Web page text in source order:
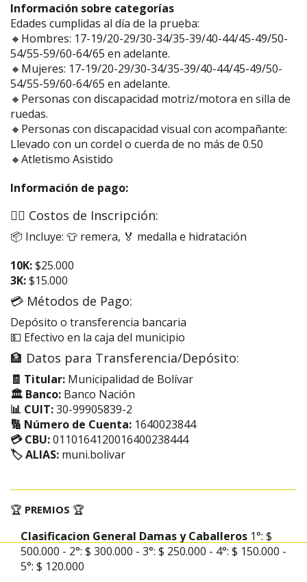
Información sobre categorías
Edades cumplidas al día de la prueba:
🔸Hombres: 17-19/20-29/30-34/35-39/40-44/45-49/50-
54/55-59/60-64/65 en adelante.
🔸Mujeres: 17-19/20-29/30-34/35-39/40-44/45-49/50-
54/55-59/60-64/65 en adelante.
🔸Personas con discapacidad motriz/motora en silla de
ruedas.
🔸Personas con discapacidad visual con acompañante:
Llevado con un cordel o cuerda de no más de 0.50
🔸Atletismo Asistido
Información de pago:
🏃‍♂️ Costos de Inscripción:
📦 Incluye: 👕 remera, 🏅 medalla e hidratación
10K:$25.000
3K:$15.000
💳 Métodos de Pago:
Depósito o transferencia bancaria
💵 Efectivo en la caja del municipio
🏦 Datos para Transferencia/Depósito:
🧾 Titular: Municipalidad de Bolívar
🏛️ Banco: Banco Nación
📊 CUIT:30-99905839-2
🔢 Número de Cuenta: 1640023844
💳 CBU:0110164120016400238444
🏷️ ALIAS: muni.bolivar
🏆 PREMIOS 🏆
Clasificacion General Damas y Caballeros 1°: $
500.000 - 2°: $ 300.000 - 3°: $ 250.000 - 4°: $ 150.000 -
5°: $ 120.000